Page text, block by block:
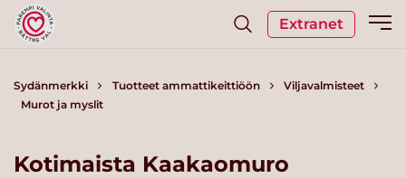
Extranet
Sydänmerkki Tuotteet ammattikeittiöön
Viljavalmisteet
Murot ja myslit
Kotimaista Kaakaomuro